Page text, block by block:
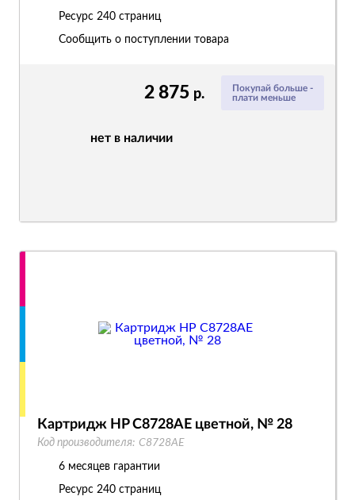
Покупай больше -
плати меньше
2 875 р.
нет в наличии
Ресурс 240 страниц
Сообщить о поступлении товара
Картридж HP C8728AE цветной, № 28
Код производителя: C8728AE
6 месяцев гарантии
Ресурс 240 страниц